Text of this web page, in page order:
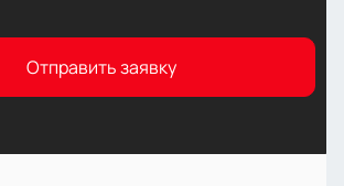
Отправить заявку